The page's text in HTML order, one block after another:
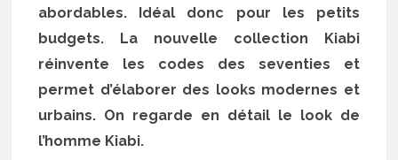
abordables. Idéal donc pour les petits
budgets. La nouvelle collection Kiabi
réinvente les codes des seventies et
permet d’élaborer des looks modernes et
urbains. On regarde en détail le look de
l’homme Kiabi.